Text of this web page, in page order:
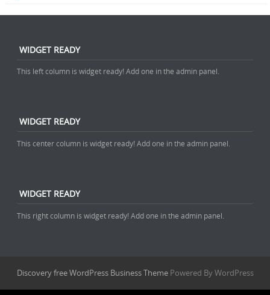
WIDGET READY
This left column is widget ready! Add one in the admin panel.
WIDGET READY
This center column is widget ready! Add one in the admin panel.
WIDGET READY
This right column is widget ready! Add one in the admin panel.
Discovery free WordPress Business ThemePowered By WordPress